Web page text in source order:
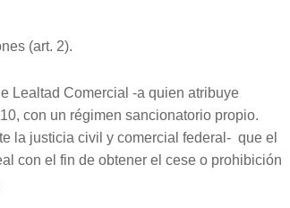
(art. 2).
Lealtad Comercial -a quien atribuye
con un régimen sancionatorio propio.
la justicia civil y comercial federal- que el
con el fin de obtener el cese o prohibición